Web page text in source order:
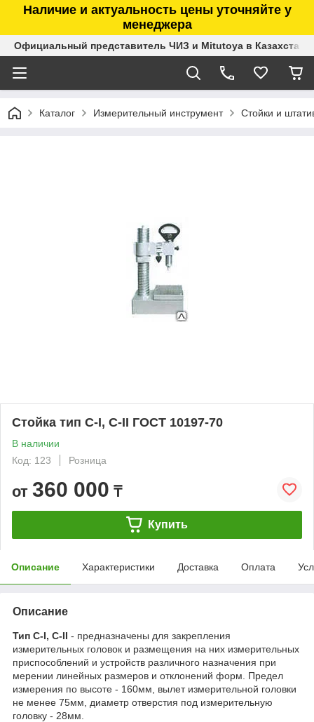
Наличие и актуальность цены уточняйте у
менеджера
Официальный представитель ЧИЗ и Mitutoya в Казахстане
Каталог Измерительный инструмент Стойки и
Стойка тип С-I, С-II ГОСТ 10197-70
В наличии
Код: 123
Розница
от 360 000 ₸
Купить
Описание Характеристики Доставка Оплата
Описание
Тип С-I, С-II - предназначены для закрепления
измерительных головок и размещения на них измерительных
приспособлений и устройств различного назначения при
мерении линейных размеров и отклонений форм. Предел
измерения по высоте - 160мм, вылет измерительной головки
не менее 75мм, диаметр отверстия под измерительную
головку - 28мм.